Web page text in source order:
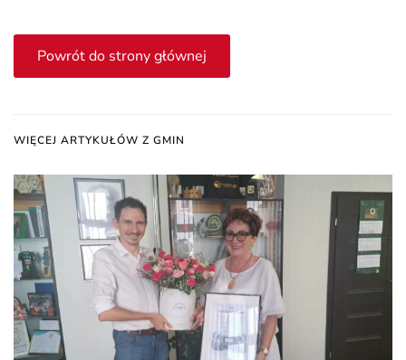
Powrót do strony głównej
WIĘCEJ ARTYKUŁÓW Z GMIN